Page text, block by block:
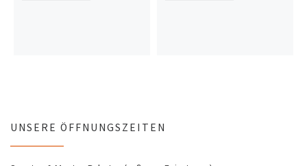
UNSERE ÖFFNUNGSZEITEN